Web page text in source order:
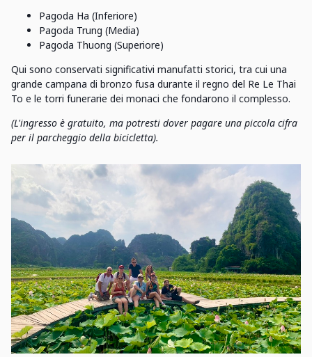
Pagoda Ha (Inferiore)
Pagoda Trung (Media)
Pagoda Thuong (Superiore)
Qui sono conservati significativi manufatti storici, tra cui una
grande campana di bronzo fusa durante il regno del Re Le Thai
To e le torri funerarie dei monaci che fondarono il complesso.
(L'ingresso è gratuito, ma potresti dover pagare una piccola cifra
per il parcheggio della bicicletta).